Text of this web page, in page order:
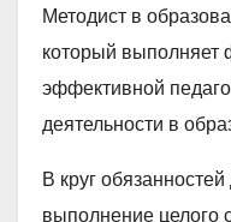
Методист в
который выполняет
эффективной
деятельности в
В круг
выполнение целого